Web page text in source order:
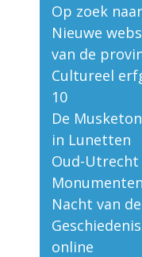
Op zoek
Nieuwe
van de
Cultureel
10
De
in Lunetten
Oud-Utrecht
Nacht van
online